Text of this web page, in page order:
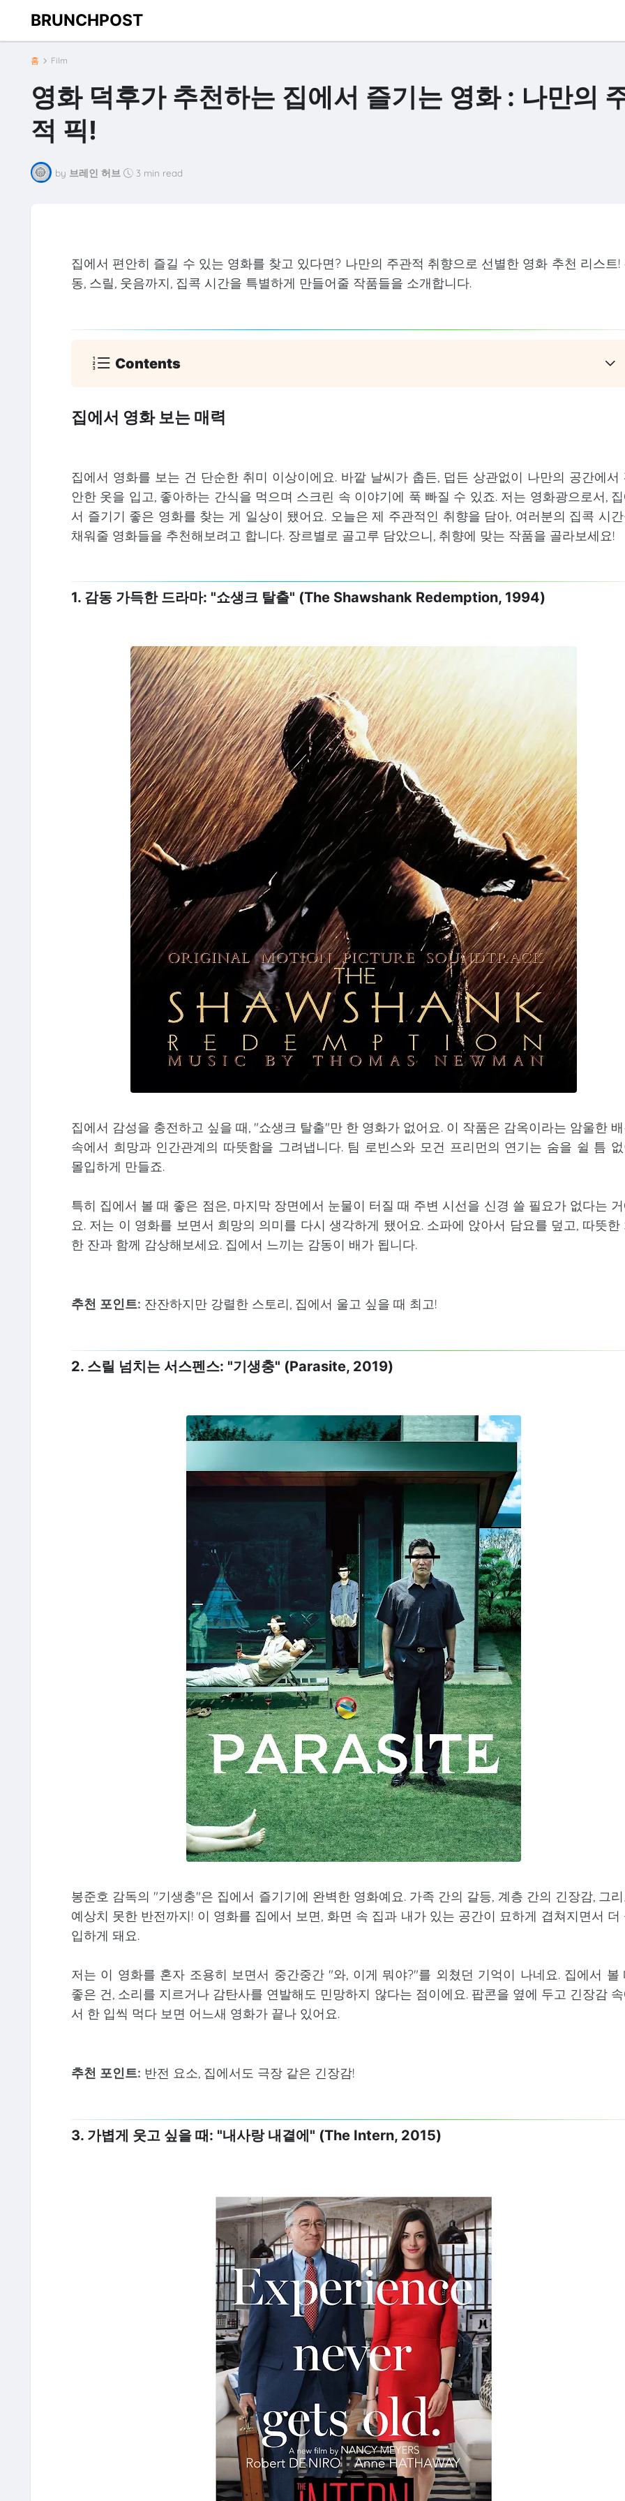
BRUNCHPOST
홈 Film
영화 덕후가 추천하는 집에서 즐기는 영화 : 나만의
적 픽!
by 브레인 허브 3 min read
집에서 편안히 즐길 수 있는 영화를 찾고 있다면? 나만의 주관적 취향으로 선별한 영화 추천 리스트!
동, 스릴, 웃음까지, 집콕 시간을 특별하게 만들어줄 작품들을 소개합니다.
Contents
집에서 영화 보는 매력
집에서 영화를 보는 건 단순한 취미 이상이에요. 바깥 날씨가 춥든, 덥든 상관없이 나만의 공간에서
안한 옷을 입고, 좋아하는 간식을 먹으며 스크린 속 이야기에 푹 빠질 수 있죠. 저는 영화광으로서,
서 즐기기 좋은 영화를 찾는 게 일상이 됐어요. 오늘은 제 주관적인 취향을 담아, 여러분의 집콕 시
채워줄 영화들을 추천해보려고 합니다. 장르별로 골고루 담았으니, 취향에 맞는 작품을 골라보세요!
1. 감동 가득한 드라마: "쇼생크 탈출" (The Shawshank Redemption, 1994)
집에서 감성을 충전하고 싶을 때, "쇼생크 탈출"만 한 영화가 없어요. 이 작품은 감옥이라는 암울한
속에서 희망과 인간관계의 따뜻함을 그려냅니다. 팀 로빈스와 모건 프리먼의 연기는 숨을 쉴 틈 없
몰입하게 만들죠.
특히 집에서 볼 때 좋은 점은, 마지막 장면에서 눈물이 터질 때 주변 시선을 신경 쓸 필요가 없다는
요. 저는 이 영화를 보면서 희망의 의미를 다시 생각하게 됐어요. 소파에 앉아서 담요를 덮고, 따뜻한
한 잔과 함께 감상해보세요. 집에서 느끼는 감동이 배가 됩니다.
추천 포인트: 잔잔하지만 강렬한 스토리, 집에서 울고 싶을 때 최고!
2. 스릴 넘치는 서스펜스: "기생충" (Parasite, 2019)
봉준호 감독의 "기생충"은 집에서 즐기기에 완벽한 영화예요. 가족 간의 갈등, 계층 간의 긴장감, 그
예상치 못한 반전까지! 이 영화를 집에서 보면, 화면 속 집과 내가 있는 공간이 묘하게 겹쳐지면서 더
입하게 돼요.
저는 이 영화를 혼자 조용히 보면서 중간중간 "와, 이게 뭐야?"를 외쳤던 기억이 나네요. 집에서 볼
좋은 건, 소리를 지르거나 감탄사를 연발해도 민망하지 않다는 점이에요. 팝콘을 옆에 두고 긴장감
서 한 입씩 먹다 보면 어느새 영화가 끝나 있어요.
추천 포인트: 반전 요소, 집에서도 극장 같은 긴장감!
3. 가볍게 웃고 싶을 때: "내사랑 내곁에" (The Intern, 2015)